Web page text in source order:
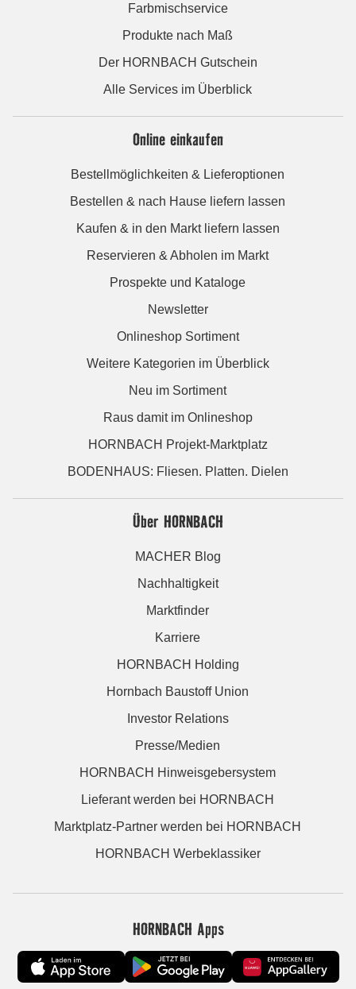
Farbmischservice
Produkte nach Maß
Der HORNBACH Gutschein
Alle Services im Überblick
Online einkaufen
Bestellmöglichkeiten & Lieferoptionen
Bestellen & nach Hause liefern lassen
Kaufen & in den Markt liefern lassen
Reservieren & Abholen im Markt
Prospekte und Kataloge
Newsletter
Onlineshop Sortiment
Weitere Kategorien im Überblick
Neu im Sortiment
Raus damit im Onlineshop
HORNBACH Projekt-Marktplatz
BODENHAUS: Fliesen. Platten. Dielen
Über HORNBACH
MACHER Blog
Nachhaltigkeit
Marktfinder
Karriere
HORNBACH Holding
Hornbach Baustoff Union
Investor Relations
Presse/Medien
HORNBACH Hinweisgebersystem
Lieferant werden bei HORNBACH
Marktplatz-Partner werden bei HORNBACH
HORNBACH Werbeklassiker
HORNBACH Apps